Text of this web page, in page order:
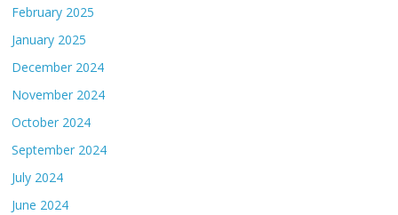
February 2025
January 2025
December 2024
November 2024
October 2024
September 2024
July 2024
June 2024